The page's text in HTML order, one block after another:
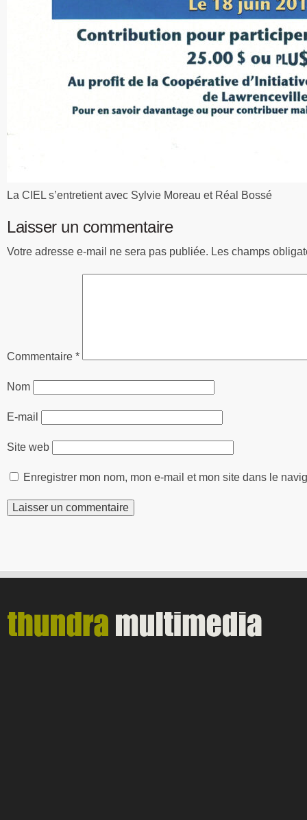
La CIEL s’entretient avec Sylvie Moreau et Réal Bossé
Laisser un commentaire
Votre adresse e-mail ne sera pas publiée. Les champs
Commentaire *
Nom
E-mail
Site web
Enregistrer mon nom, mon e-mail et mon site dans le